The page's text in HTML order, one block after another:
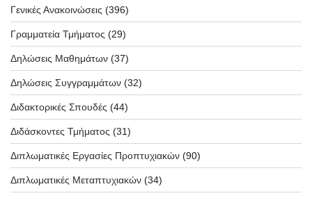
Γενικές Ανακοινώσεις (396)
Γραμματεία Τμήματος (29)
Δηλώσεις Μαθημάτων (37)
Δηλώσεις Συγγραμμάτων (32)
Διδακτορικές Σπουδές (44)
Διδάσκοντες Τμήματος (31)
Διπλωματικές Εργασίες Προπτυχιακών (90)
Διπλωματικές Μεταπτυχιακών (34)